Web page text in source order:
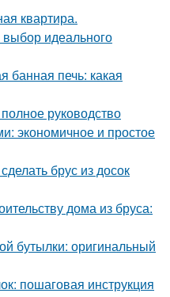
квартира.
идеального
банная печь: какая
руководство
экономичное и простое
брус из досок
дома из бруса:
бутылки: оригинальный
пошаговая инструкция